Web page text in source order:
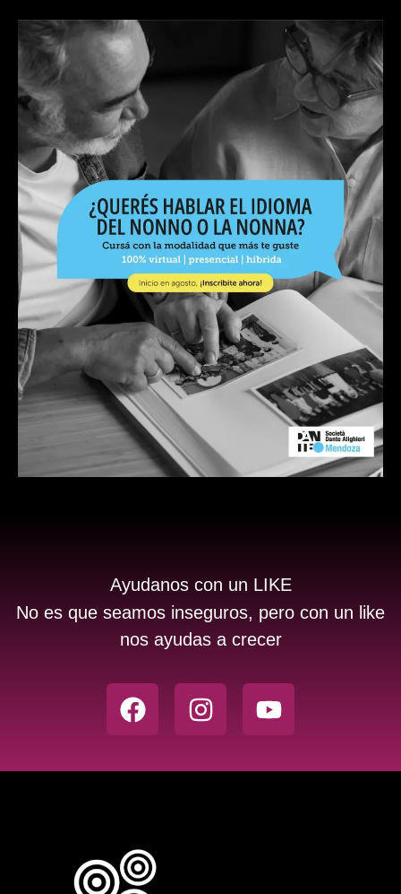
Ayudanos con un LIKE
No es que seamos inseguros, pero con un like
nos ayudas a crecer